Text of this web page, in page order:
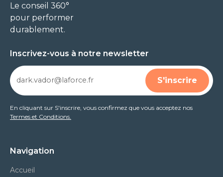
Le conseil 360°
pour performer
durablement.
Inscrivez-vous à notre newsletter
En cliquant sur S'inscrire, vous confirmez que vous acceptez nos
Termes et Conditions.
Navigation
Accueil